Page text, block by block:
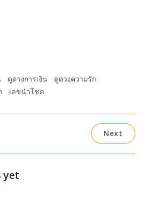
ดูดวงการเงิน
ดูดวงความรัก
เลขนำโชค
Next
yet